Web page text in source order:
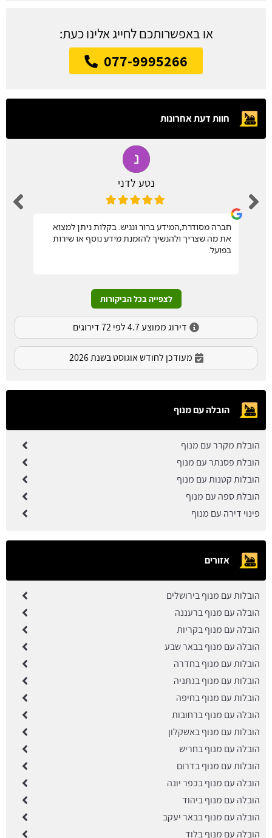
או באפשרותכם לחייג אלינו כעת:
077-9995266
חוות דעת אחרונות
נטע לדני
חברה מסודרת,המידע ברור ונגיש. בקלות ניתן למצוא
את מה שצריך ולהנשיך להזמנת מידע נוסף או שירות
בפועל.
לצפייה בכל הביקורות
דירוג ממוצע 4.7 לפי 72 דירוגים
מעודכן לחודש אוגוסט בשנת 2026
הובלה עם מנוף
הובלת מקרר עם מנוף
הובלת פסנתר עם מנוף
הובלות קטנות עם מנוף
הובלת ספה עם מנוף
פינוי דירה עם מנוף
אזורים
הובלות עם מנוף בירושלים
הובלה עם מנוף ברעננה
הובלה עם מנוף בקריות
הובלה עם מנוף בבאר שבע
הובלות עם מנוף בחדרה
הובלות עם מנוף בנתניה
הובלות עם מנוף בחיפה
הובלה עם מנוף ברחובות
הובלות עם מנוף באשקלון
הובלה עם מנוף בחריש
הובלות עם מנוף בדרום
הובלה עם מנוף בכפר יונה
הובלה עם מנוף ביהוד
הובלה עם מנוף בבאר יעקב
הובלה עם מנוף בלוד